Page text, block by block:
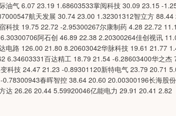
油气 6.07 23.19 1.68603533掌阅科技 30.09 23.15 -
航天发展 30.74 23.00 1.32301312智立方
科技 19.75 22.72 -2.95300267尔康制药 4.28 22.72
阿石创 46.89 22.38 2.20300264佳创视讯
电路 126.00 21.80 8.20603042华脉科技 19.61 21.77
6.34603331百达精工 18.79 21.54 -6.28603400华之
科技 24.47 21.23 -0.89301120新特电气 23.79 20.71
春晖智控 38.64 20.60 20.00300196长海股
达 26.26 20.44 5.59920046亿能电力 29.91 20.41 2.82